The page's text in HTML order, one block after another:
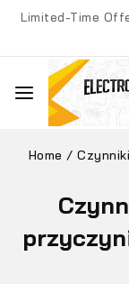
SkipLimited-Time
Home /